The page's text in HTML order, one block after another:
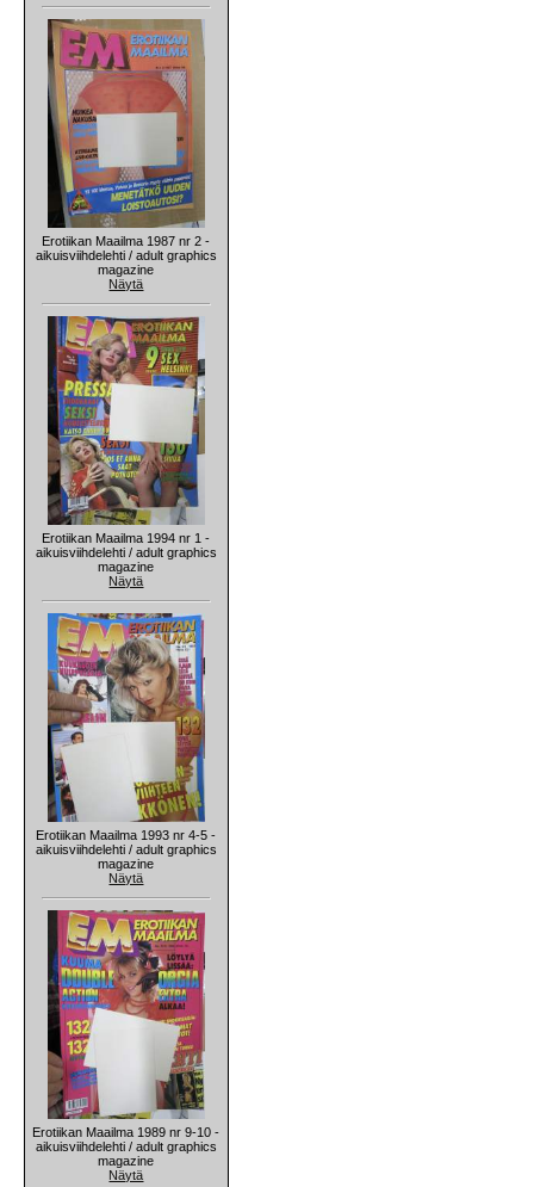
Erotiikan Maailma 1987 nr 2 -
aikuisviihdelehti / adult graphics
magazine
Näytä
Erotiikan Maailma 1994 nr 1 -
aikuisviihdelehti / adult graphics
magazine
Näytä
Erotiikan Maailma 1993 nr 4-5 -
aikuisviihdelehti / adult graphics
magazine
Näytä
Erotiikan Maailma 1989 nr 9-10 -
aikuisviihdelehti / adult graphics
magazine
Näytä